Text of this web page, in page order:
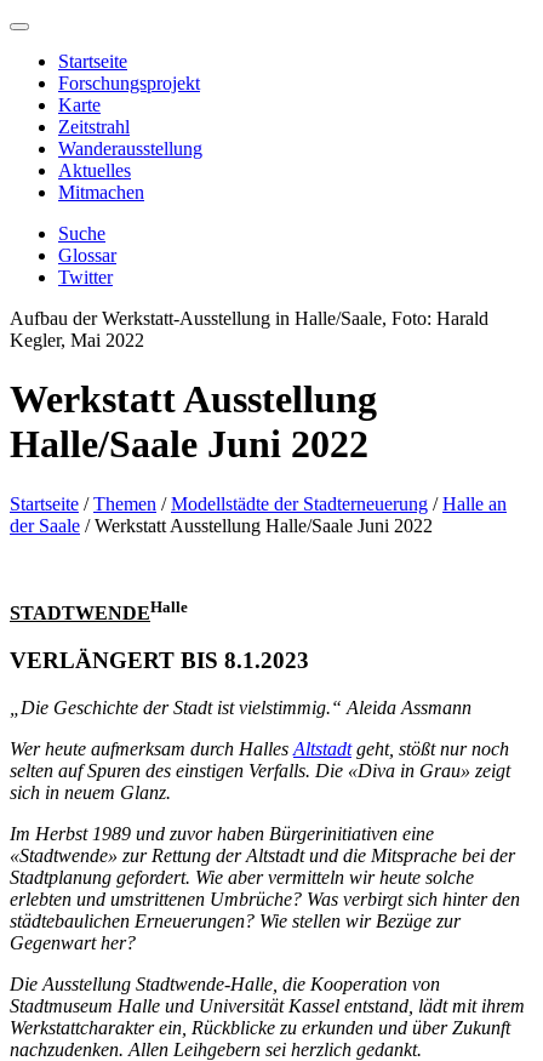
Startseite
Forschungsprojekt
Karte
Zeitstrahl
Wanderausstellung
Aktuelles
Mitmachen
Suche
Glossar
Twitter
Aufbau der Werkstatt-Ausstellung in Halle/Saale, Foto: Harald
Kegler, Mai 2022
Werkstatt Ausstellung
Halle/Saale Juni 2022
Startseite /Themen /Modellstädte der Stadterneuerung /Halle an
der Saale /Werkstatt Ausstellung Halle/Saale Juni 2022
STADTWENDEHalle
VERLÄNGERT BIS 8.1.2023
„Die Geschichte der Stadt ist vielstimmig.“ Aleida Assmann
Wer heute aufmerksam durch Halles Altstadtgeht, stößt nur noch
selten auf Spuren des einstigen Verfalls. Die «Diva in Grau» zeigt
sich in neuem Glanz.
Im Herbst 1989 und zuvor haben Bürgerinitiativen eine
«Stadtwende» zur Rettung der Altstadt und die Mitsprache bei der
Stadtplanung gefordert. Wie aber vermitteln wir heute solche
erlebten und umstrittenen Umbrüche? Was verbirgt sich hinter den
städtebaulichen Erneuerungen? Wie stellen wir Bezüge zur
Gegenwart her?
Die Ausstellung Stadtwende-Halle, die Kooperation von
Stadtmuseum Halle und Universität Kassel entstand, lädt mit ihrem
Werkstattcharakter ein, Rückblicke zu erkunden und über Zukunft
nachzudenken. Allen Leihgebern sei herzlich gedankt.